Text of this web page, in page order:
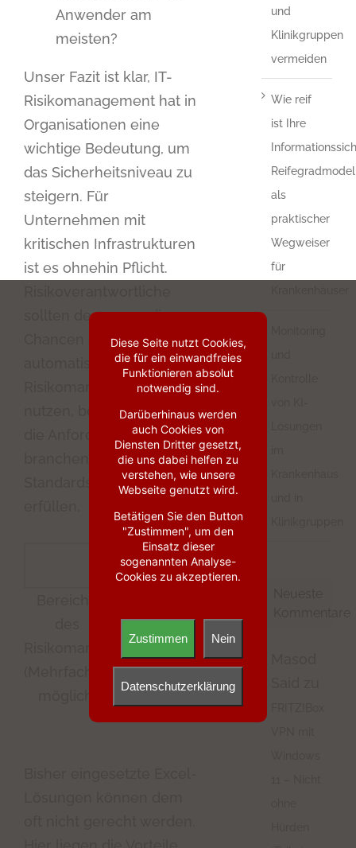
Anwender am
meisten?
Unser Fazit ist klar, IT-
Risikomanagement hat in
Organisationen eine
wichtige Bedeutung, um
das Sicherheitsniveau zu
steigern. Für
Unternehmen mit
kritischen Infrastrukturen
ist es ohnehin Pflicht.
sollten deswegen die
Chancen eines
automatisierten
Risikomanagements
nutzen, besonders um
die Anforderungen des
branchenspezifischen
Standards (B3S) zu
Risikomanagements
(Mehrfachauswahl
der
Umfrageteilnehmer
und
Klinikgruppen
vermeiden
Wie reif
ist Ihre
als
praktischer
Wegweiser
für
Diese Seite nutzt Cookies,
die für ein einwandfreies
Funktionieren absolut
notwendig sind.
Darüberhinaus werden
auch Cookies von
Diensten Dritter gesetzt,
die uns dabei helfen zu
verstehen, wie unsere
Webseite genutzt wird.
Betätigen Sie den Button
"Zustimmen", um den
Einsatz dieser
sogenannten Analyse-
Cookies zu akzeptieren.
Zustimmen Nein
Datenschutzerklärung